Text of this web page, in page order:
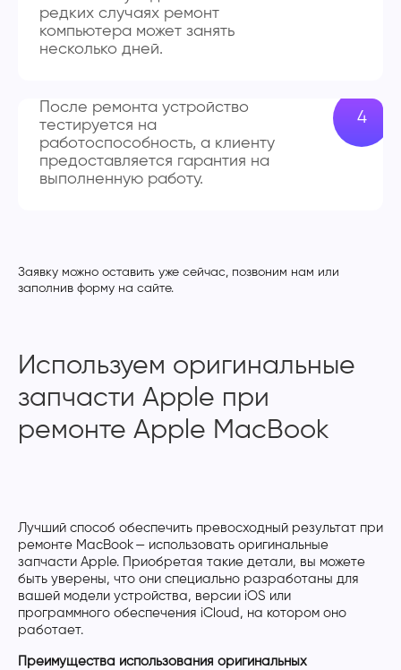
редких случаях ремонт
компьютера может занять
несколько дней.
После ремонта устройство
тестируется на
работоспособность, а клиенту
предоставляется гарантия на
выполненную работу.
Заявку можно оставить уже сейчас, позвоним нам или
заполнив форму на сайте.
Используем оригинальные
запчасти Apple при
ремонте Apple MacBook
Лучший способ обеспечить превосходный результат при
ремонте MacBook — использовать оригинальные
запчасти Apple. Приобретая такие детали, вы можете
быть уверены, что они специально разработаны для
вашей модели устройства, версии iOS или
программного обеспечения iCloud, на котором оно
работает.
Преимущества использования оригинальных